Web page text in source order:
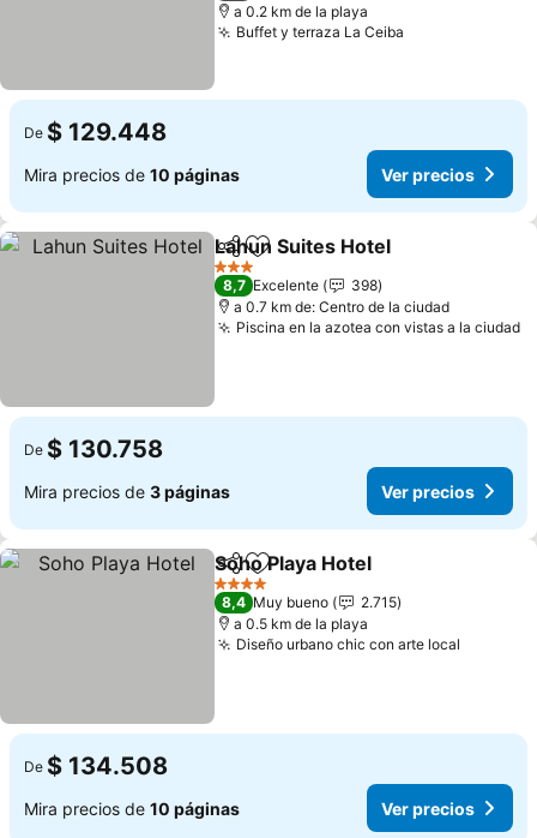
a 0.2 km de la playa
Buffet y terraza La Ceiba
De $ 129.448
Mira precios de 10 páginas Ver precios
CompartirAgregar a favoritos
Lahun Suites Hotel
3 Estrellas
8,7 Excelente
398
a 0.7 km de: Centro de la ciudad
Piscina en la azotea con vistas a la ciudad
De $ 130.758
Mira precios de 3 páginas Ver precios
CompartirAgregar a favoritos
Soho Playa Hotel
4 Estrellas
8,4 Muy bueno
2.715
a 0.5 km de la playa
Diseño urbano chic con arte local
De $ 134.508
Mira precios de 10 páginas Ver precios